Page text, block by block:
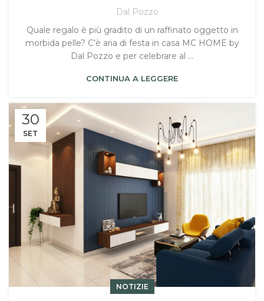
Dal Pozzo
Quale regalo è più gradito di un raffinato oggetto in
morbida pelle? C’è aria di festa in casa MC HOME by
Dal Pozzo e per celebrare al ...
CONTINUA A LEGGERE
30
SET
NOTIZIE